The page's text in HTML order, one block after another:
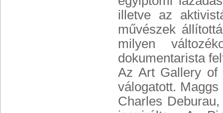
illetve az
művészek
milyen
dokumentarista
Az Art Gallery of
válogatott. Maggs
Charles